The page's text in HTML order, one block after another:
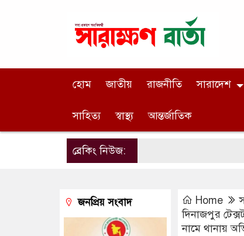
হোম জাতীয় রাজনীতি সারাদেশ
সাহিত্য স্বাস্থ্য আন্তর্জাতিক
ব্রেকিং নিউজ:
Home
দিনাজপুর
নামে থানায়
জনপ্রিয় সংবাদ